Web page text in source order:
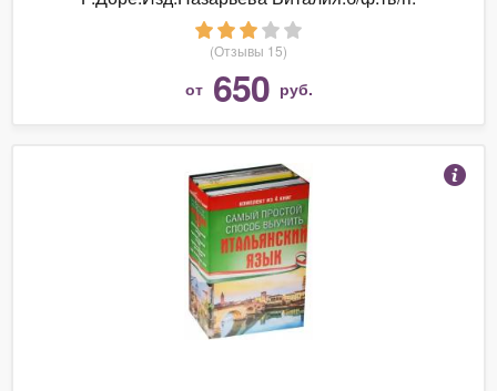
(Отзывы 15)
от 650 руб.